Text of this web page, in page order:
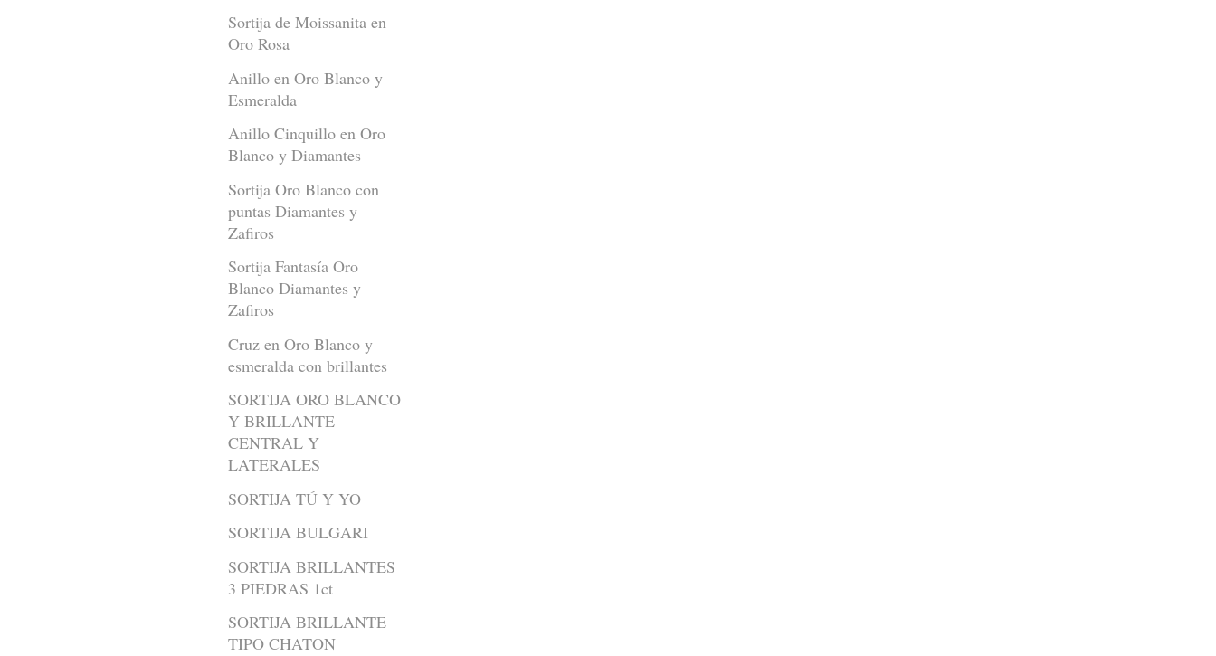
Sortija de Moissanita en
Oro Rosa
Anillo en Oro Blanco y
Esmeralda
Anillo Cinquillo en Oro
Blanco y Diamantes
Sortija Oro Blanco con
puntas Diamantes y
Zafiros
Sortija Fantasía Oro
Blanco Diamantes y
Zafiros
Cruz en Oro Blanco y
esmeralda con brillantes
SORTIJA ORO BLANCO
Y BRILLANTE
CENTRAL Y
LATERALES
SORTIJA TÚ Y YO
SORTIJA BULGARI
SORTIJA BRILLANTES
3 PIEDRAS 1ct
SORTIJA BRILLANTE
TIPO CHATON